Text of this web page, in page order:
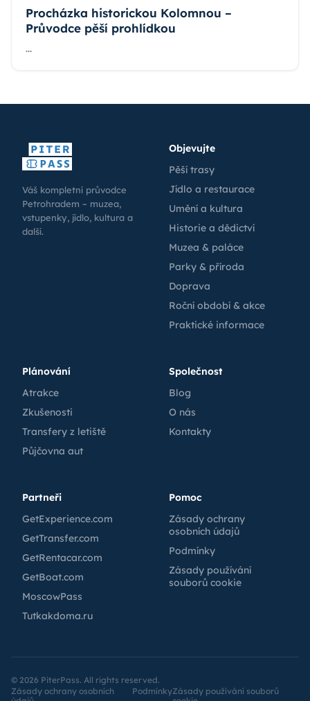
Procházka historickou Kolomnou –
Průvodce pěší prohlídkou
...
Váš kompletní průvodce
Petrohradem – muzea,
vstupenky, jídlo, kultura a
další.
Objevujte
Pěší trasy
Jídlo a restaurace
Umění a kultura
Historie a dědictví
Muzea & paláce
Parky & příroda
Doprava
Roční období & akce
Praktické informace
Plánování
Atrakce
Zkušenosti
Transfery z letiště
Půjčovna aut
Společnost
Blog
O nás
Kontakty
Partneři
GetExperience.com
GetTransfer.com
GetRentacar.com
GetBoat.com
MoscowPass
Tutkakdoma.ru
Pomoc
Zásady ochrany
osobních údajů
Podmínky
Zásady používání
souborů cookie
© 2026 PiterPass. All rights reserved.
Zásady ochrany osobních
PodmínkyZásady používání souborů